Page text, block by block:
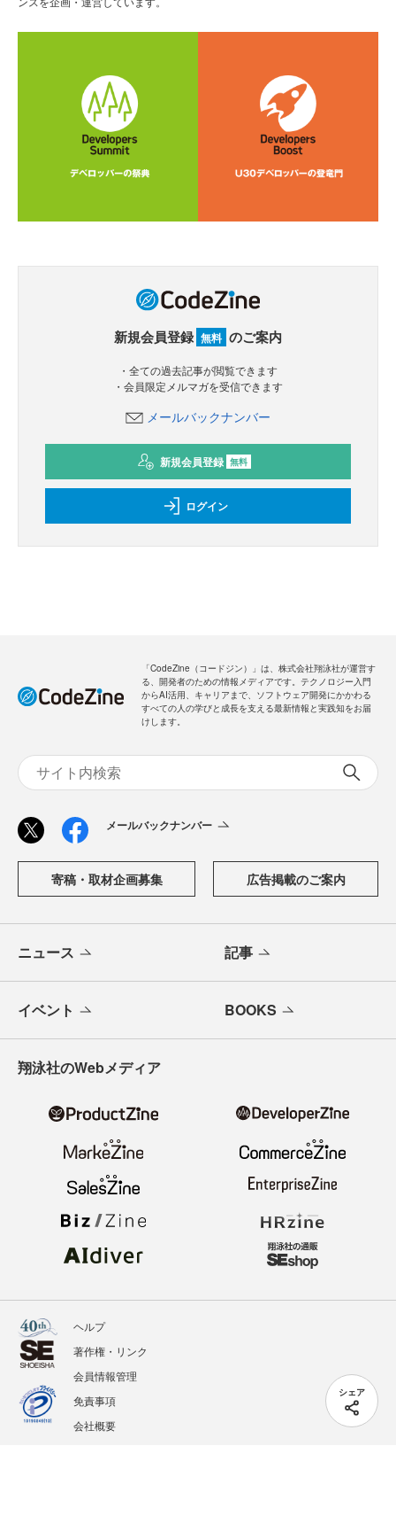
シェア
新規会員登録 無料 のご案内
・全ての過去記事が閲覧できます
・会員限定メルマガを受信できます
メールバックナンバー
新規会員登録 無料
ログイン
「CodeZine（コードジン）」は、株式会社翔泳社が運営す
る、開発者のための情報メディアです。テクノロジー入門
からAI活用、キャリアまで、ソフトウェア開発にかかわる
すべての人の学びと成長を支える最新情報と実践知をお届
けします。
メールバックナンバー
寄稿・取材企画募集 広告掲載のご案内
ニュース 記事
イベント BOOKS
翔泳社のWebメディア
ヘルプ
著作権・リンク
会員情報管理
免責事項
会社概要